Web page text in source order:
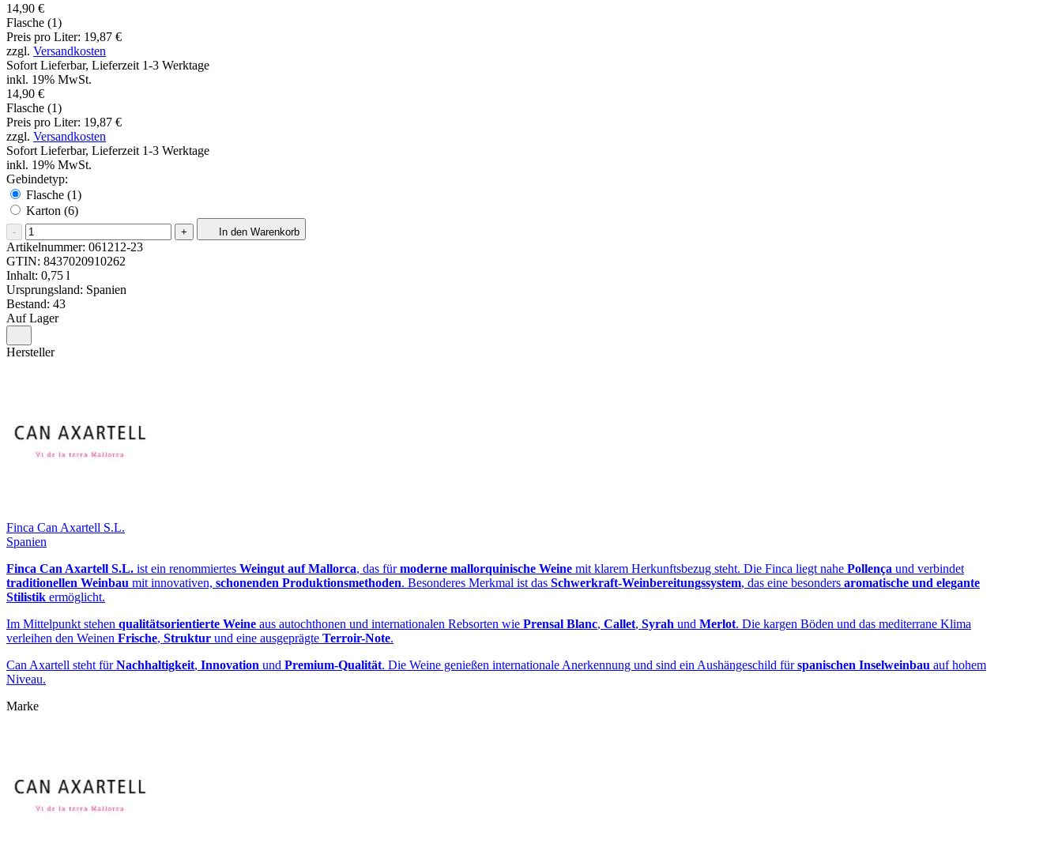
14,90 €
Flasche (1)
Preis pro Liter: 19,87 €
zzgl. Versandkosten
Sofort Lieferbar, Lieferzeit 1-3 Werktage
inkl. 19% MwSt.
14,90 €
Flasche (1)
Preis pro Liter: 19,87 €
zzgl. Versandkosten
Sofort Lieferbar, Lieferzeit 1-3 Werktage
inkl. 19% MwSt.
Gebindetyp:
Flasche (1)
Karton (6)
- + In den Warenkorb
Artikelnummer: 061212-23
GTIN: 8437020910262
Inhalt: 0,75 l
Ursprungsland: Spanien
Bestand: 43
Auf Lager
Hersteller
Finca Can Axartell S.L.
Spanien
Finca Can Axartell S.L. ist ein renommiertes Weingut auf Mallorca, das fürmoderne mallorquinische Weine mit klarem Herkunftsbezug steht. Die Finca liegt nahe Pollença und verbindet
traditionellen Weinbau mit innovativen, schonenden Produktionsmethoden. Besonderes Merkmal ist das Schwerkraft‑Weinbereitungssystem, das eine besonders aromatische und elegante
Stilistik ermöglicht.
Im Mittelpunkt stehen qualitätsorientierte Weine aus autochthonen und internationalen Rebsorten wie Prensal Blanc, Callet, Syrah und Merlot. Die kargen Böden und das mediterrane Klima
verleihen den Weinen Frische, Struktur und eine ausgeprägte Terroir-Note.
Can Axartell steht fürNachhaltigkeit, Innovation und Premium-Qualität. Die Weine genießen internationale Anerkennung und sind ein Aushängeschild fürspanischen Inselweinbau auf hohem
Niveau.
Marke